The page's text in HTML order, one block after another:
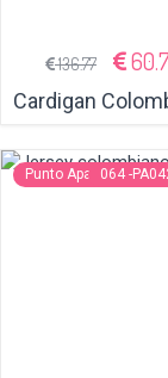
136.77
Cardigan
Punto Aparte064 -